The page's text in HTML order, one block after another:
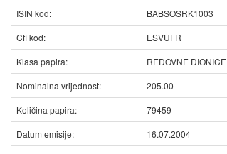
ISIN kod:
BABSOSRK1003
Cfi kod:
ESVUFR
Klasa papira:
REDOVNE DIONICE
Nominalna vrijednost:
205.00
Količina papira:
79459
Datum emisije:
16.07.2004